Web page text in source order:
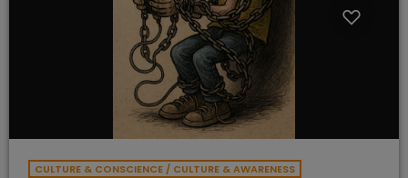
CULTURE & CONSCIENCE / CULTURE & AWARENESS